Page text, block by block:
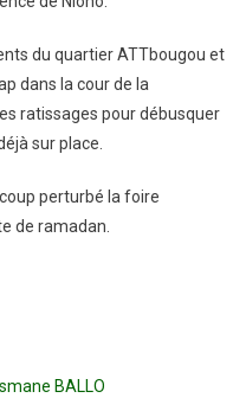
du quartier ATTbougou et
dans la cour de la
ratissages pour débusquer
sur place.
perturbé la foire
de ramadan.
BALLO